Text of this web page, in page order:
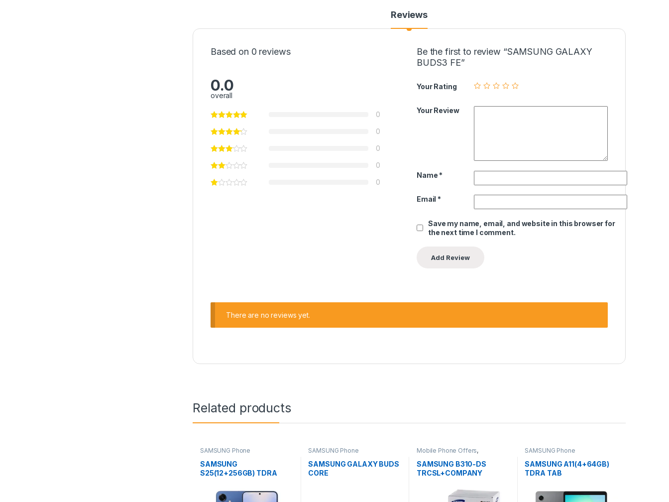
Reviews
Based on 0 reviews
0.0
overall
0
0
0
0
0
Be the first to review “SAMSUNG GALAXY
BUDS3 FE”
Your Rating
Your Review
Name *
Email *
Save my name, email, and website in this browser for
the next time I comment.
There are no reviews yet.
Related products
SAMSUNG Phone
SAMSUNG
S25(12+256GB) TDRA
SAMSUNG Phone
SAMSUNG GALAXY BUDS
CORE
Mobile Phone Offers,
SAMSUNG B310-DS
TRCSL+COMPANY
SAMSUNG Phone
SAMSUNG A11(4+64GB)
TDRA TAB